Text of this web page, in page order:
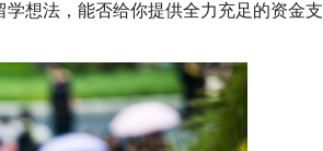
想法，能否给你提供全力充足的资金支